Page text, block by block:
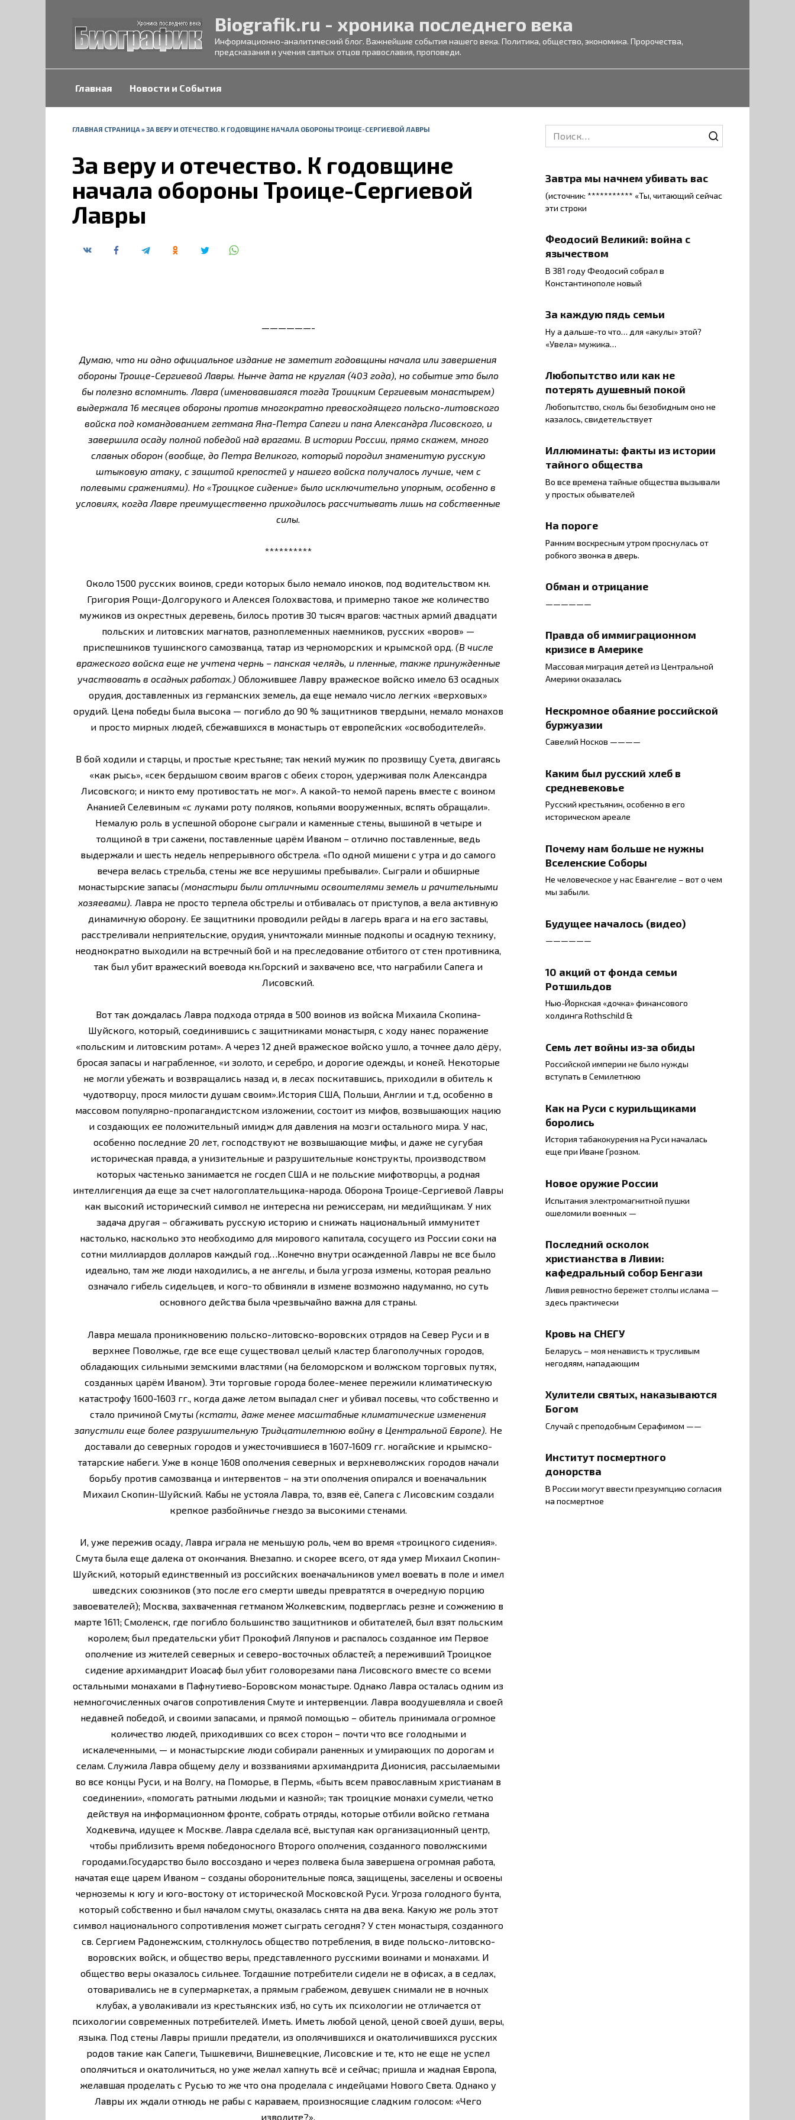
Biografik.ru - хроника последнего века
Информационно-аналитический блог. Важнейшие события нашего века. Политика, общество, экономика. Пророчества,
предсказания и учения святых отцов православия, проповеди.
Главная Новости и События
ГЛАВНАЯ СТРАНИЦА»ЗА ВЕРУ И ОТЕЧЕСТВО. К ГОДОВЩИНЕ НАЧАЛА ОБОРОНЫ ТРОИЦЕ-СЕРГИЕВОЙ ЛАВРЫ
За веру и отечество. К годовщине
начала обороны Троице-Сергиевой
Лавры
——————-
Думаю, что ни одно официальное издание не заметит годовщины начала или завершения
обороны Троице-Сергиевой Лавры. Нынче дата не круглая (403 года), но событие это было
бы полезно вспомнить. Лавра (именовавшаяся тогда Троицким Сергиевым монастырем)
выдержала 16 месяцев обороны против многократно превосходящего польско-литовского
войска под командованием гетмана Яна-Петра Сапеги и пана Александра Лисовского, и
завершила осаду полной победой над врагами. В истории России, прямо скажем, много
славных оборон (вообще, до Петра Великого, который породил знаменитую русскую
штыковую атаку, с защитой крепостей у нашего войска получалось лучше, чем с
полевыми сражениями). Но «Троицкое сидение» было исключительно упорным, особенно в
условиях, когда Лавре преимущественно приходилось рассчитывать лишь на собственные
силы.
**********
Около 1500 русских воинов, среди которых было немало иноков, под водительством кн.
Григория Рощи-Долгорукого и Алексея Голохвастова, и примерно такое же количество
мужиков из окрестных деревень, билось против 30 тысяч врагов: частных армий двадцати
польских и литовских магнатов, разноплеменных наемников, русских «воров» —
приспешников тушинского самозванца, татар из черноморских и крымской орд. (В числе
вражеского войска еще не учтена чернь – панская челядь, и пленные, также принужденные
участвовать в осадных работах.) Обложившее Лавру вражеское войско имело 63 осадных
орудия, доставленных из германских земель, да еще немало число легких «верховых»
орудий. Цена победы была высока — погибло до 90 % защитников твердыни, немало монахов
и просто мирных людей, сбежавшихся в монастырь от европейских «освободителей».
В бой ходили и старцы, и простые крестьяне; так некий мужик по прозвищу Суета, двигаясь
«как рысь», «сек бердышом своим врагов с обеих сторон, удерживая полк Александра
Лисовского; и никто ему противостать не мог». А какой-то немой парень вместе с воином
Ананией Селевиным «с луками роту поляков, копьями вооруженных, вспять обращали».
Немалую роль в успешной обороне сыграли и каменные стены, вышиной в четыре и
толщиной в три сажени, поставленные царём Иваном – отлично поставленные, ведь
выдержали и шесть недель непрерывного обстрела. «По одной мишени с утра и до самого
вечера велась стрельба, стены же все нерушимы пребывали». Сыграли и обширные
монастырские запасы (монастыри были отличными освоителями земель и рачительными
хозяевами). Лавра не просто терпела обстрелы и отбивалась от приступов, а вела активную
динамичную оборону. Ее защитники проводили рейды в лагерь врага и на его заставы,
расстреливали неприятельские, орудия, уничтожали минные подкопы и осадную технику,
неоднократно выходили на встречный бой и на преследование отбитого от стен противника,
так был убит вражеский воевода кн.Горский и захвачено все, что награбили Сапега и
Лисовский.
Вот так дождалась Лавра подхода отряда в 500 воинов из войска Михаила Скопина-
Шуйского, который, соединившись с защитниками монастыря, с ходу нанес поражение
«польским и литовским ротам». А через 12 дней вражеское войско ушло, а точнее дало дёру,
бросая запасы и награбленное, «и золото, и серебро, и дорогие одежды, и коней. Некоторые
не могли убежать и возвращались назад и, в лесах поскитавшись, приходили в обитель к
чудотворцу, прося милости душам своим».История США, Польши, Англии и т.д, особенно в
массовом популярно-пропагандистском изложении, состоит из мифов, возвышающих нацию
и создающих ее положительный имидж для давления на мозги остального мира. У нас,
особенно последние 20 лет, господствуют не возвышающие мифы, и даже не сугубая
историческая правда, а унизительные и разрушительные конструкты, производством
которых частенько занимается не госдеп США и не польские мифотворцы, а родная
интеллигенция да еще за счет налогоплательщика-народа. Оборона Троице-Сергиевой Лавры
как высокий исторический символ не интересна ни режиссерам, ни медийщикам. У них
задача другая – обгаживать русскую историю и снижать национальный иммунитет
настолько, насколько это необходимо для мирового капитала, сосущего из России соки на
сотни миллиардов долларов каждый год…Конечно внутри осажденной Лавры не все было
идеально, там же люди находились, а не ангелы, и была угроза измены, которая реально
означало гибель сидельцев, и кого-то обвиняли в измене возможно надуманно, но суть
основного действа была чрезвычайно важна для страны.
Лавра мешала проникновению польско-литовско-воровских отрядов на Север Руси и в
верхнее Поволжье, где все еще существовал целый кластер благополучных городов,
обладающих сильными земскими властями (на беломорском и волжском торговых путях,
созданных царём Иваном). Эти торговые города более-менее пережили климатическую
катастрофу 1600-1603 гг., когда даже летом выпадал снег и убивал посевы, что собственно и
стало причиной Смуты (кстати, даже менее масштабные климатические изменения
запустили еще более разрушительную Тридцатилетнюю войну в Центральной Европе). Не
доставали до северных городов и ужесточившиеся в 1607-1609 гг. ногайские и крымско-
татарские набеги. Уже в конце 1608 ополчения северных и верхневолжских городов начали
борьбу против самозванца и интервентов – на эти ополчения опирался и военачальник
Михаил Скопин-Шуйский. Кабы не устояла Лавра, то, взяв её, Сапега с Лисовским создали
крепкое разбойничье гнездо за высокими стенами.
И, уже пережив осаду, Лавра играла не меньшую роль, чем во время «троицкого сидения».
Смута была еще далека от окончания. Внезапно. и скорее всего, от яда умер Михаил Скопин-
Шуйский, который единственный из российских военачальников умел воевать в поле и имел
шведских союзников (это после его смерти шведы превратятся в очередную порцию
завоевателей); Москва, захваченная гетманом Жолкевским, подверглась резне и сожжению в
марте 1611; Смоленск, где погибло большинство защитников и обитателей, был взят польским
королем; был предательски убит Прокофий Ляпунов и распалось созданное им Первое
ополчение из жителей северных и северо-восточных областей; а переживший Троицкое
сидение архимандрит Иоасаф был убит головорезами пана Лисовского вместе со всеми
остальными монахами в Пафнутиево-Боровском монастыре. Однако Лавра осталась одним из
немногочисленных очагов сопротивления Смуте и интервенции. Лавра воодушевляла и своей
недавней победой, и своими запасами, и прямой помощью – обитель принимала огромное
количество людей, приходивших со всех сторон – почти что все голодными и
искалеченными, — и монастырские люди собирали раненных и умирающих по дорогам и
селам. Служила Лавра общему делу и воззваниями архимандрита Дионисия, рассылаемыми
во все концы Руси, и на Волгу, на Поморье, в Пермь, «быть всем православным христианам в
соединении», «помогать ратными людьми и казной»; так троицкие монахи сумели, четко
действуя на информационном фронте, собрать отряды, которые отбили войско гетмана
Ходкевича, идущее к Москве. Лавра сделала всё, выступая как организационный центр,
чтобы приблизить время победоносного Второго ополчения, созданного поволжскими
городами.Государство было воссоздано и через полвека была завершена огромная работа,
начатая еще царем Иваном – созданы оборонительные пояса, защищены, заселены и освоены
черноземы к югу и юго-востоку от исторической Московской Руси. Угроза голодного бунта,
который собственно и был началом смуты, оказалась снята на два века. Какую же роль этот
символ национального сопротивления может сыграть сегодня? У стен монастыря, созданного
св. Сергием Радонежским, столкнулось общество потребления, в виде польско-литовско-
воровских войск, и общество веры, представленного русскими воинами и монахами. И
общество веры оказалось сильнее. Тогдашние потребители сидели не в офисах, а в седлах,
отоваривались не в супермаркетах, а прямым грабежом, девушек снимали не в ночных
клубах, а уволакивали из крестьянских изб, но суть их психологии не отличается от
психологии современных потребителей. Иметь. Иметь любой ценой, ценой своей души, веры,
языка. Под стены Лавры пришли предатели, из ополячившихся и окатоличившихся русских
родов такие как Сапеги, Тышкевичи, Вишневецкие, Лисовские и те, кто не еще не успел
ополячиться и окатоличиться, но уже желал хапнуть всё и сейчас; пришла и жадная Европа,
желавшая проделать с Русью то же что она проделала с индейцами Нового Света. Однако у
Лавры их ждали отнюдь не рабы с караваем, произносящие сладким голосом: «Чего
изволите?».
Search
for:
Завтра мы начнем убивать вас
(источник: *********** «Ты, читающий сейчас
эти строки
Феодосий Великий: война с
язычеством
В 381 году Феодосий собрал в
Константинополе новый
За каждую пядь семьи
Ну а дальше-то что… для «акулы» этой?
«Увела» мужика…
Любопытство или как не
потерять душевный покой
Любопытство, сколь бы безобидным оно не
казалось, свидетельствует
Иллюминаты: факты из истории
тайного общества
Во все времена тайные общества вызывали
у простых обывателей
На пороге
Ранним воскресным утром проснулась от
робкого звонка в дверь.
Обман и отрицание
——————
Правда об иммиграционном
кризисе в Америке
Массовая миграция детей из Центральной
Америки оказалась
Нескромное обаяние российской
буржуазии
Савелий Носков ————
Каким был русский хлеб в
средневековье
Русский крестьянин, особенно в его
историческом ареале
Почему нам больше не нужны
Вселенские Соборы
Не человеческое у нас Евангелие – вот о чем
мы забыли.
Будущее началось (видео)
——————
10 акций от фонда семьи
Ротшильдов
Нью-Йоркская «дочка» финансового
холдинга Rothschild &
Семь лет войны из-за обиды
Российской империи не было нужды
вступать в Семилетнюю
Как на Руси с курильщиками
боролись
История табакокурения на Руси началась
еще при Иване Грозном.
Новое оружие России
Испытания электромагнитной пушки
ошеломили военных —
Последний осколок
христианства в Ливии:
кафедральный собор Бенгази
Ливия ревностно бережет столпы ислама —
здесь практически
Кровь на СНЕГУ
Беларусь – моя ненависть к трусливым
негодяям, нападающим
Хулители святых, наказываются
Богом
Случай с преподобным Серафимом ——
Институт посмертного
донорства
В России могут ввести презумпцию согласия
на посмертное